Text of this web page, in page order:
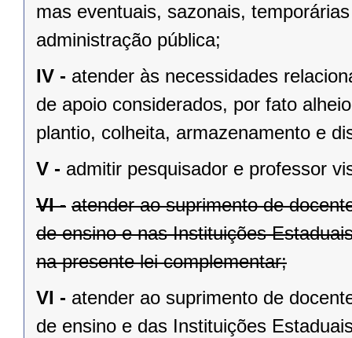
mas eventuais, sazonais,
administração pública;
IV - atender às necessidades
de apoio considerados, por fato
plantio, colheita, armazenamento e
V - admitir pesquisador e professor
VI - atender ao suprimento de
de ensino e nas Instituições
na presente lei complementar;
VI - atender ao suprimento de
de ensino e das Instituições